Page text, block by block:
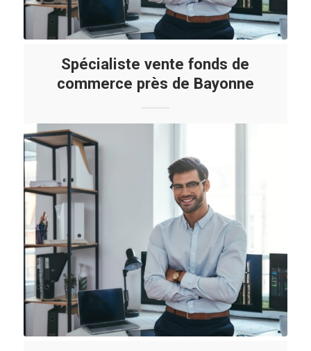
Spécialiste vente fonds de
commerce près de Bayonne